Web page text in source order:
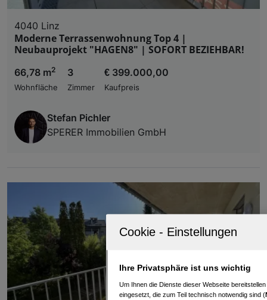
4040 Linz
Moderne Terrassenwohnung Top 4 |
Neubauprojekt "HAGEN8" | SOFORT BEZIEHBAR!
66,78 m2
Wohnfläche
3
Zimmer
€ 399.000,00
Kaufpreis
Stefan Pichler
SPERER Immobilien GmbH
Ihre Privatsphäre ist uns wichtig
Um Ihnen die Dienste dieser Webseite
eingesetzt, die zum Teil technisch notwendig sind (